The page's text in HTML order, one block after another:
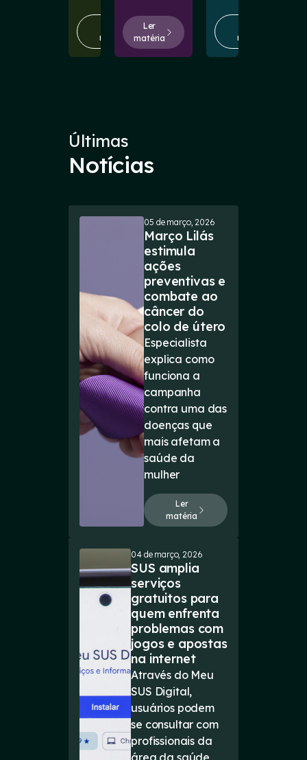
matéria
Ler
matéria
matéria
Últimas
Notícias
05 de março, 2026
Março Lilás
estimula
ações
preventivas e
combate ao
câncer do
colo de útero
Especialista
explica como
funciona a
campanha
contra uma das
doenças que
mais afetam a
saúde da
mulher
Ler
matéria
04 de março, 2026
SUS amplia
serviços
gratuitos para
quem enfrenta
problemas com
jogos e apostas
na internet
Através do Meu
SUS Digital,
usuários podem
se consultar com
profissionais da
área da saúde